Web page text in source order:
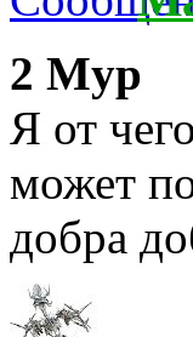
2 Myp
Я от
может
добра